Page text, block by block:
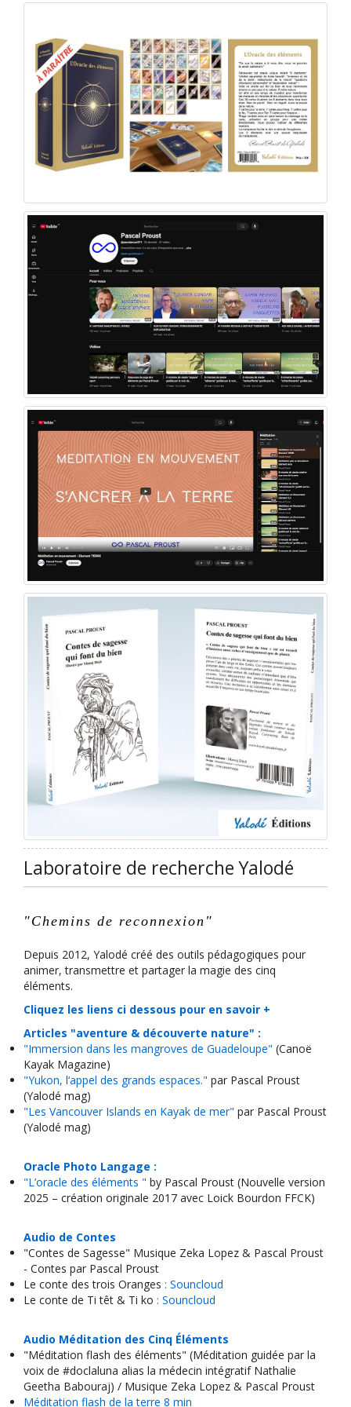
Laboratoire de recherche Yalodé
"Chemins de reconnexion "
Depuis 2012, Yalodé créé des outils pédagogiques pour
animer, transmettre et partager la magie des cinq
éléments.
Cliquez les liens ci dessous pour en savoir +
Articles "aventure & découverte nature" :
"Immersion dans les mangroves de Guadeloupe" (Canoë
Kayak Magazine)
"Yukon, l‘appel des grands espaces." par Pascal Proust
(Yalodé mag)
"Les Vancouver Islands en Kayak de mer" par Pascal Proust
(Yalodé mag)
Oracle Photo Langage :
"L’oracle des éléments " by Pascal Proust (Nouvelle version
2025 – création originale 2017 avec Loick Bourdon FFCK)
Audio de Contes
"Contes de Sagesse" Musique Zeka Lopez & Pascal Proust
- Contes par Pascal Proust
Le conte des trois Oranges : Souncloud
Le conte de Ti têt & Ti ko : Souncloud
Audio Méditation des Cinq Éléments
"Méditation flash des éléments" (Méditation guidée par la
voix de #doclaluna alias la médecin intégratif Nathalie
Geetha Babouraj) / Musique Zeka Lopez & Pascal Proust
Méditation flash de la terre 8 min